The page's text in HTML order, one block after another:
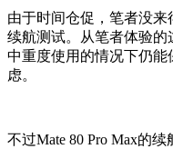
由于时间仓促，笔者没来
续航测试。从笔者体验的
中重度使用的情况下仍
虑。
不过Mate 80 Pro Max的